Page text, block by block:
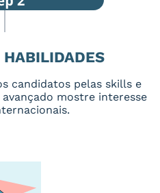
HABILIDADES
candidatos pelas skills e
mostre interesse